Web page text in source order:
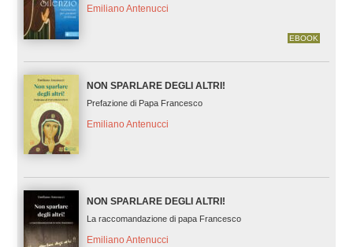
Emiliano Antenucci
EBOOK
NON SPARLARE DEGLI ALTRI!
Prefazione di Papa Francesco
Emiliano Antenucci
NON SPARLARE DEGLI ALTRI!
La raccomandazione di papa Francesco
Emiliano Antenucci